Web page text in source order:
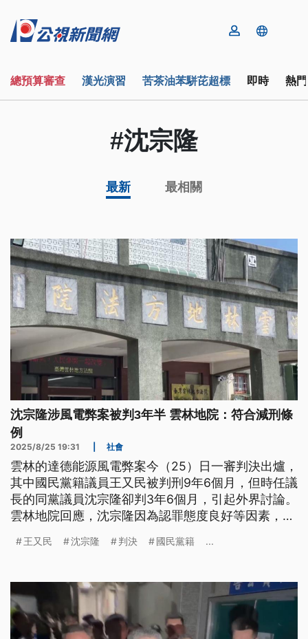
總預算審查 漢光演習 苦茶油苯駢芘超標 即時 熱
#沈宗隆
最新 最相關
沈宗隆涉風電弊案被判3年半 雲林地院：符合減刑條
例
2025/8/25 19:31 社會
雲林的達德能源風電弊案今（25）日一審判決出爐，
其中國民黨籍議員王又民被判刑9年6個月，但時任議
長的同黨議員沈宗隆卻判3年6個月，引起外界討論。
雲林地院回應，沈宗隆因為認罪態度良好等因素，符
王又民則表示遺憾但尊重。
王又民 沈宗隆 判決 國民黨籍 ...